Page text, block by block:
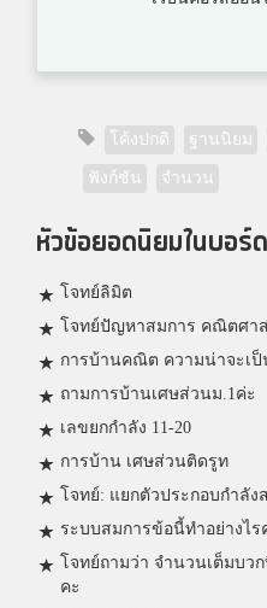
โค้งปกติ ฐานนิยม
ฟังก์ชัน จำนวน
หัวข้อยอดนิยมในบอร์
โจทย์ลิมิต
โจทย์ปัญหาสมการ คณิตศา
การบ้านคณิต ความน่าจะเป็
ถามการบ้านเศษส่วนม.1ค่ะ
เลขยกกำลัง 11-20
การบ้าน เศษส่วนติดรูท
โจทย์: แยกตัวประกอบกำลัง
ระบบสมการข้อนี้ทำอย่างไร
โจทย์ถามว่า จำนวนเต็มบว
คะ